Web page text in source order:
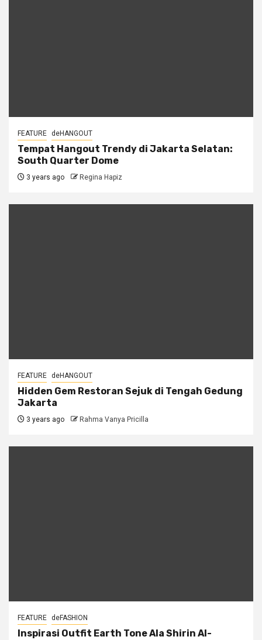
FEATURE deHANGOUT
Tempat Hangout Trendy di Jakarta Selatan:
South Quarter Dome
3 years ago Regina Hapiz
FEATURE deHANGOUT
Hidden Gem Restoran Sejuk di Tengah Gedung
Jakarta
3 years ago Rahma Vanya Pricilla
FEATURE deFASHION
Inspirasi Outfit Earth Tone Ala Shirin Al-